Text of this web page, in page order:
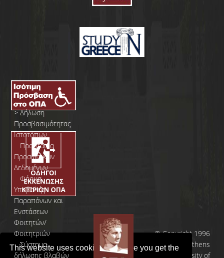
This website uses cookies to ensure you get the
>Δήλωση
Προσβασιμότητας
Ιστοτόπων
Προστασία
Προσωπικών
Δεδομένων
Φόρμα
Yποβολής
Παραπόνων και
Ενστάσεων
Φοιτητών/
Φοιτητριών
>Σύστημα
δήλωσης βλαβών
© Copyright 1996
- 2026 | Athens
University of